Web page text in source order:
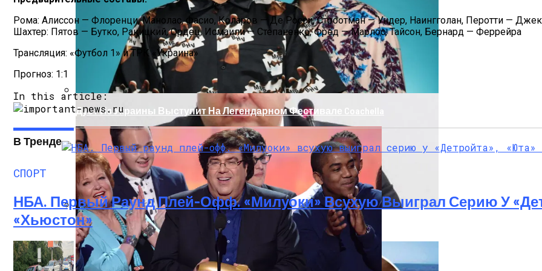
Прокурор Хмельницкой Области Умер От Осложнений Коронавируса
Дуэт Из Украины Выступит На Легендарном Фестивале Coachella
Рома: Алиссон — Флоренци, Манолас, Фасио, Коларов — Де Росси, Строотман — Ундер, Наингголан, Перотти —
Шахтер: Пятов — Бутко, Ракицкий, Ордец, Исмаили — Степаненко, Фред — Марлос, Тайсон, Бернард — Феррейра
Трансляция: «Футбол 1» и ТРК «Украина»
Прогноз: 1:1
In this article:
В Тренде
СПОРТ
НБА. Первый Раунд Плей-Офф. «Милуоки» Всухую Выиграл Серию У
«Хьюстон»